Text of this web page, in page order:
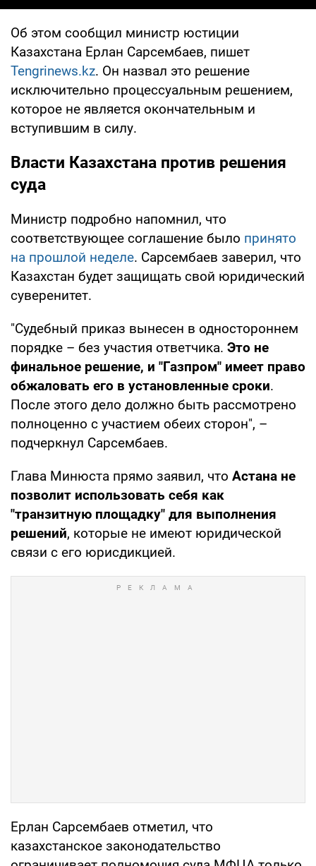
Об этом сообщил министр юстиции
Казахстана Ерлан Сарсембаев, пишет
Tengrinews.kz. Он назвал это решение
исключительно процессуальным решением,
которое не является окончательным и
вступившим в силу.
Власти Казахстана против решения
суда
Министр подробно напомнил, что
соответствующее соглашение было принято
на прошлой неделе. Сарсембаев заверил, что
Казахстан будет защищать свой юридический
суверенитет.
"Судебный приказ вынесен в одностороннем
порядке – без участия ответчика. Это не
финальное решение, и "Газпром" имеет право
обжаловать его в установленные сроки.
После этого дело должно быть рассмотрено
полноценно с участием обеих сторон", –
подчеркнул Сарсембаев.
Глава Минюста прямо заявил, что Астана не
позволит использовать себя как
"транзитную площадку" для выполнения
решений, которые не имеют юридической
связи с его юрисдикцией.
Ерлан Сарсембаев отметил, что
казахстанское законодательство